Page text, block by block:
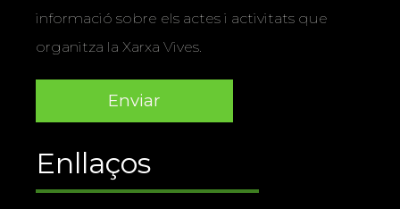
informació sobre els actes i activitats que
organitza la Xarxa Vives.
Enllaços